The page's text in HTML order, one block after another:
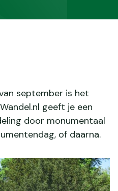
september is het
geeft je een
door monumentaal
of daarna.